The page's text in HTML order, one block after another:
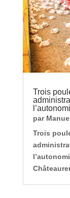
Trois
par
Trois